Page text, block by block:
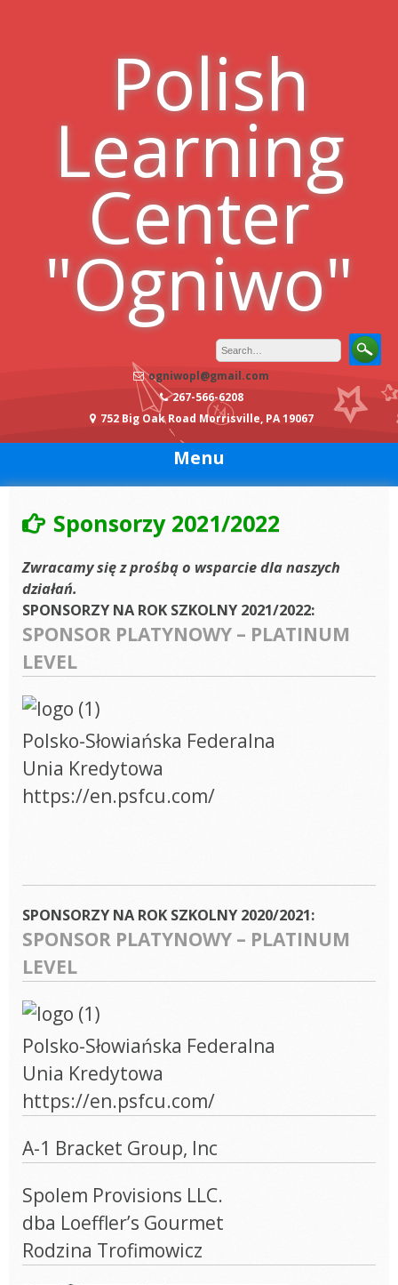
Polish
Learning
Center
"Ogniwo"
ogniwopl@gmail.com
267-566-6208
752 Big Oak Road Morrisville, PA 19067
Menu
Sponsorzy 2021/2022
Zwracamy się z prośbą o wsparcie dla naszych
działań.
SPONSORZY NA ROK SZKOLNY 2021/2022:
SPONSOR PLATYNOWY – PLATINUM
LEVEL
Polsko-Słowiańska Federalna
Unia Kredytowa
https://en.psfcu.com/
SPONSORZY NA ROK SZKOLNY 2020/2021:
SPONSOR PLATYNOWY – PLATINUM
LEVEL
Polsko-Słowiańska Federalna
Unia Kredytowa
https://en.psfcu.com/
A-1 Bracket Group, Inc
Spolem Provisions LLC.
dba Loeffler’s Gourmet
Rodzina Trofimowicz